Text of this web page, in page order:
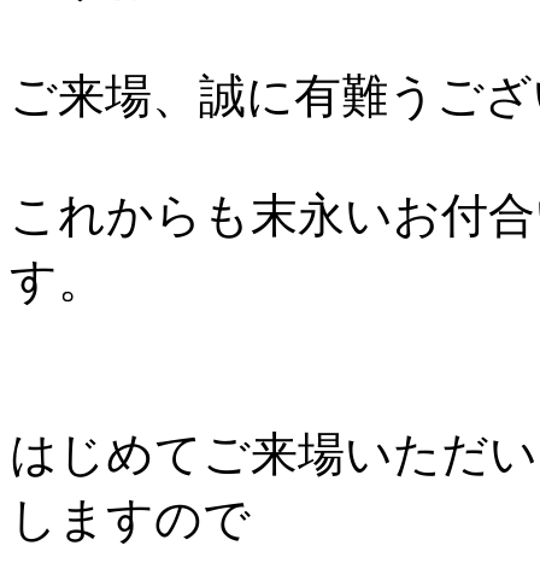
ご来場、誠に有難うご
これからも末永いお付
す。
はじめてご来場いただ
しますので